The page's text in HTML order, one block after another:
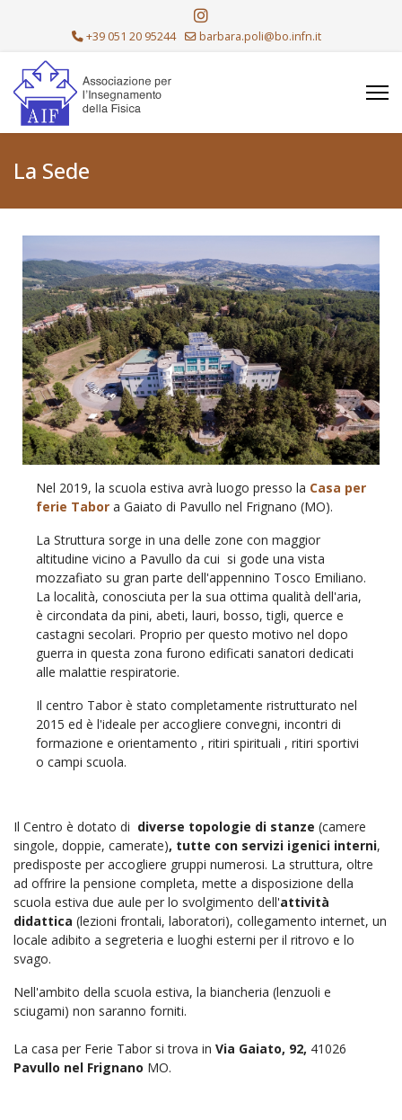
+39 051 20 95244 barbara.poli@bo.infn.it
La Sede
Nel 2019, la scuola estiva avrà luogo presso la Casa per
ferie Tabor a Gaiato di Pavullo nel Frignano (MO).
La Struttura sorge in una delle zone con maggior
altitudine vicino a Pavullo da cui si gode una vista
mozzafiato su gran parte dell'appennino Tosco Emiliano.
La località, conosciuta per la sua ottima qualità dell'aria,
è circondata da pini, abeti, lauri, bosso, tigli, querce e
castagni secolari. Proprio per questo motivo nel dopo
guerra in questa zona furono edificati sanatori dedicati
alle malattie respiratorie.
Il centro Tabor è stato completamente ristrutturato nel
2015 ed è l'ideale per accogliere convegni, incontri di
formazione e orientamento , ritiri spirituali , ritiri sportivi
o campi scuola.
Il Centro è dotato di diverse topologie di stanze (camere
singole, doppie, camerate), tutte con servizi igenici interni,
predisposte per accogliere gruppi numerosi. La struttura, oltre
ad offrire la pensione completa, mette a disposizione della
scuola estiva due aule per lo svolgimento dell'attività
didattica (lezioni frontali, laboratori), collegamento internet, un
locale adibito a segreteria e luoghi esterni per il ritrovo e lo
svago.
Nell'ambito della scuola estiva, la biancheria (lenzuoli e
sciugami) non saranno forniti.
La casa per Ferie Tabor si trova in Via Gaiato, 92, 41026
Pavullo nel Frignano MO.